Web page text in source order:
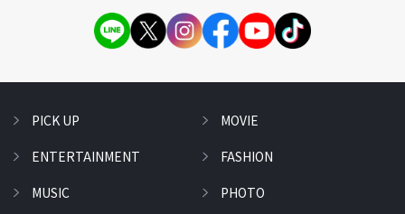
PICK UP
ENTERTAINMENT
MUSIC
MOVIE
FASHION
PHOTO